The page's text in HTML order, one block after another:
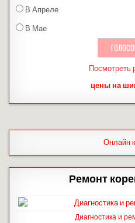
В Апреле
В Мае
Посмотреть
цены на
Онлайн
Ремонт
Диагностика и